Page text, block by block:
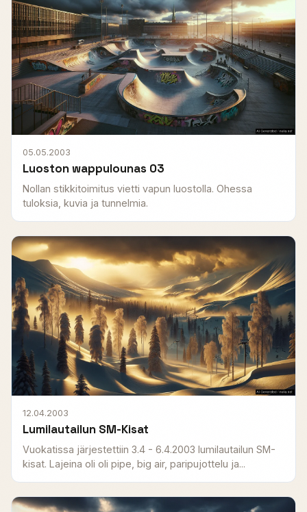
05.05.2003
Luoston wappulounas 03
Nollan stikkitoimitus vietti vapun luostolla. Ohessa
tuloksia, kuvia ja tunnelmia.
12.04.2003
Lumilautailun SM-Kisat
Vuokatissa järjestettiin 3.4 - 6.4.2003 lumilautailun SM-
kisat. Lajeina oli oli pipe, big air, paripujottelu ja...